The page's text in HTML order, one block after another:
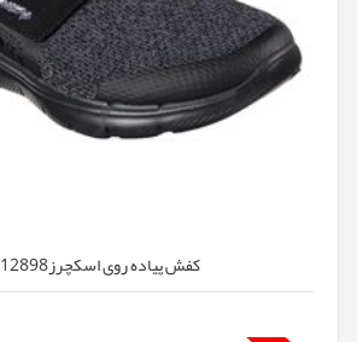
کفش پیاده روی اسکچرزSN 12898